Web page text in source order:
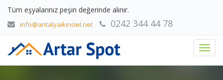
Tüm eşyalarınız peşin değerinde alınır.
info@antalyaikinciel.net 0242 344 44 78